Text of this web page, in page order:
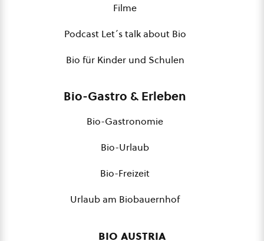
Filme
Podcast Let´s talk about Bio
Bio für Kinder und Schulen
Bio-Gastro & Erleben
Bio-Gastronomie
Bio-Urlaub
Bio-Freizeit
Urlaub am Biobauernhof
bio austria